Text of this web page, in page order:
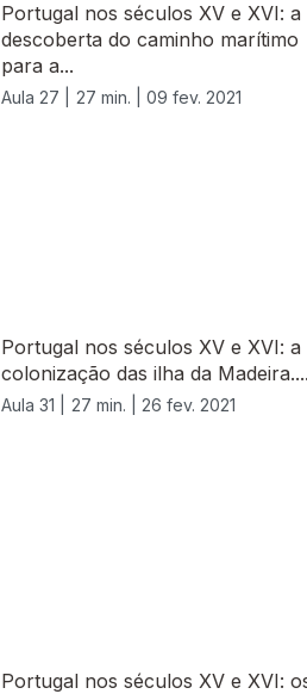
Portugal nos séculos XV e XVI: a
descoberta do caminho marítimo
para a...
Aula 27 | 27 min. | 09 fev. 2021
Portugal nos séculos XV e XVI: a
colonização das ilha da Madeira....
Aula 31 | 27 min. | 26 fev. 2021
Portugal nos séculos XV e XVI: